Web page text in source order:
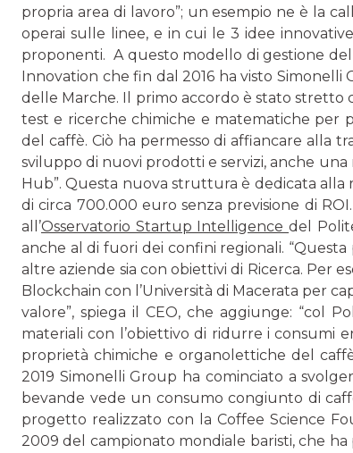
propria area di lavoro”; un esempio ne è la
operai sulle linee, e in cui le 3 idee
proponenti. A questo modello di gestione
Innovation che fin dal 2016 ha visto
delle Marche. Il primo accordo è stato stretto
test e ricerche chimiche e matematiche per
del caffè. Ciò ha permesso di affiancare alla
sviluppo di nuovi prodotti e servizi, anche
Hub”. Questa nuova struttura è dedicata alla
di circa 700.000 euro senza previsione di
all’Osservato­rio Startup Intelligence del
anche al di fuori dei confini regionali.
altre aziende sia con obiettivi di Ricerca. Per
Blockchain con l’Università di Macerata per
valore”, spiega il CEO, che aggiunge: “col
materiali con l’obiettivo di ridurre i consumi
proprietà chimiche e organolet­tiche del
2019 Simonelli Group ha cominciato a
bevande vede un consumo congiunto di
progetto realizzato con la Coffee Science
2009 del campionato mondiale baristi, che